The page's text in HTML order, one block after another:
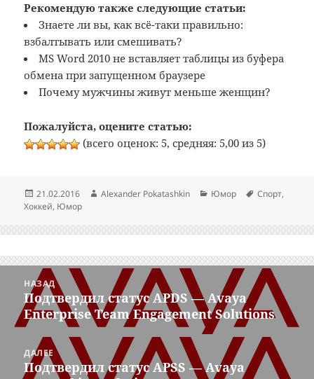
Рекомендую также следующие статьи:
Знаете ли вы, как всё-таки правильно:
взбалтывать или смешивать?
MS Word 2010 не вставляет таблицы из буфера
обмена при запущенном браузере
Почему мужчины живут меньше женщин?
Пожалуйста, оцените статью:
(всего оценок: 5, средняя: 5,00 из 5)
Опубликовано
21.02.2016 Автор
Alexander Pokatashkin Рубрики
Юмор Метки
Спорт,
Хоккей, Юмор
Навигация
записям
НАЗАД
Предыдущая
запись:
Подтвердил статус APDS — Avaya
Enterprise Team Engagement Solutions
ДАЛЕЕ
Следующая
Подтвердил статус APSS — Avaya